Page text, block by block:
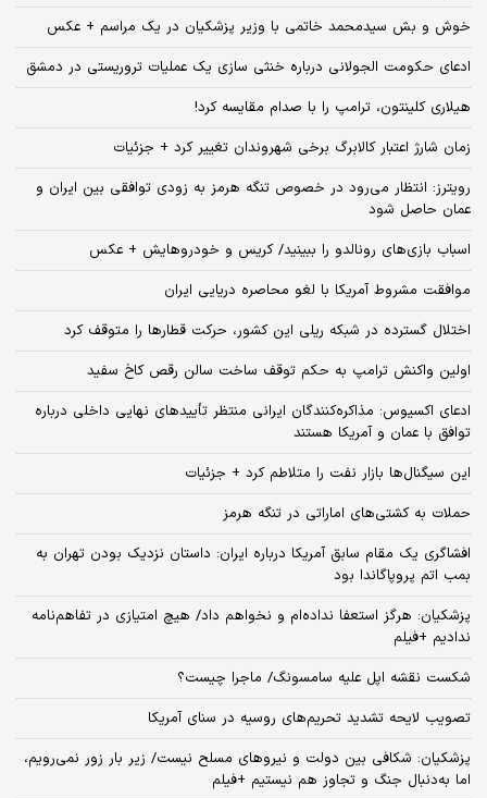
خوش و بش سیدمحمد خاتمی با وزیر پزشکیان در یک مراسم + عکس
ادعای حکومت الجولانی درباره خنثی سازی یک عملیات تروریستی در دمشق
هیلاری کلینتون، ترامپ را با صدام مقایسه کرد!
زمان شارژ اعتبار کالابرگ برخی شهروندان تغییر کرد + جزئیات
رویترز: انتظار می‌رود در خصوص تنگه هرمز به زودی توافقی بین ایران و
عمان حاصل شود
اسباب‌ بازی‌های رونالدو را ببینید/ کریس و خودروهایش + عکس
موافقت مشروط آمریکا با لغو محاصره دریایی ایران
اختلال گسترده در شبکه ریلی این کشور، حرکت قطارها را متوقف کرد
اولین واکنش ترامپ به حکم توقف ساخت سالن رقص کاخ سفید
ادعای اکسیوس: مذاکره‌کنندگان ایرانی منتظر تأییدهای نهایی داخلی درباره
توافق با عمان و آمریکا هستند
این سیگنال‌ها بازار نفت را متلاطم کرد + جزئیات
حملات به کشتی‌های اماراتی در تنگه هرمز
افشاگری یک مقام سابق آمریکا درباره ایران: داستان نزدیک بودن تهران به
بمب اتم پروپاگاندا بود
پزشکیان: هرگز استعفا نداده‌ام و نخواهم داد/ هیچ امتیازی در تفاهم‌نامه
ندادیم +فیلم
شکست نقشه اپل علیه سامسونگ/ ماجرا چیست؟
تصویب لایحه تشدید تحریم‌های روسیه در سنای آمریکا
پزشکیان: شکافی بین دولت و نیروهای مسلح نیست/ زیر بار زور نمی‌رویم،
اما به‌دنبال جنگ و تجاوز هم نیستیم +فیلم